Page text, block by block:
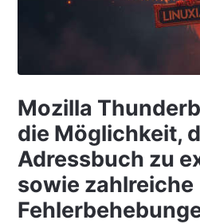
Mozilla
die Möglichkeit,
Adressbuch zu
sowie zahlreiche